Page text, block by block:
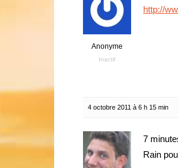
Anonyme
Inactif
http://
4 octobre 2011 à 6 h 15 min
7
Rain